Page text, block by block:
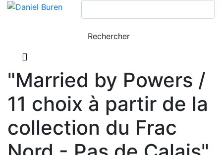
"Married by Powers /
11 choix à partir de la
collection du Frac